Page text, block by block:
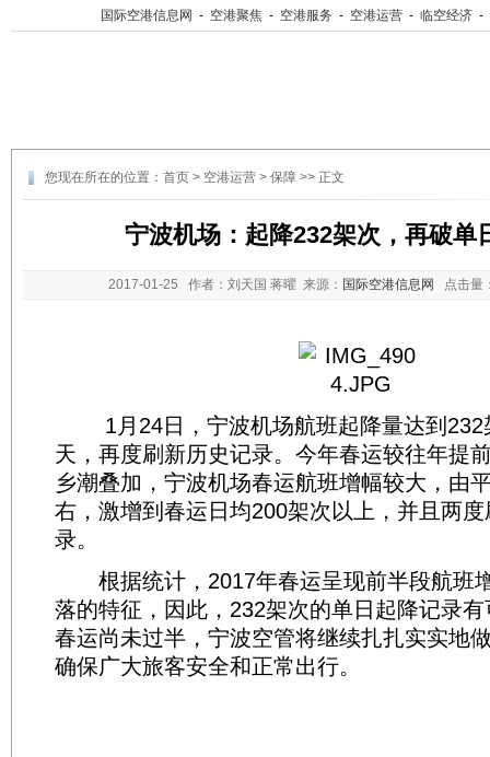
国际空港信息网 - 空港聚焦 - 空港服务 - 空港运营 - 临空经济 -
您现在所在的位置： 首页 > 空港运营 > 保障 >> 正文
宁波机场：起降232架次，再破单
2017-01-25 作者：刘天国 蒋曜 来源： 国际空港信息网 点击量
1月24日，宁波机场航班起降量达到232
天，再度刷新历史记录。今年春运较往年提
乡潮叠加，宁波机场春运航班增幅较大，由
右，激增到春运日均200架次以上，并且两
录。
根据统计，2017年春运呈现前半段航班
落的特征，因此，232架次的单日起降记录
春运尚未过半，宁波空管将继续扎扎实实地
确保广大旅客安全和正常出行。